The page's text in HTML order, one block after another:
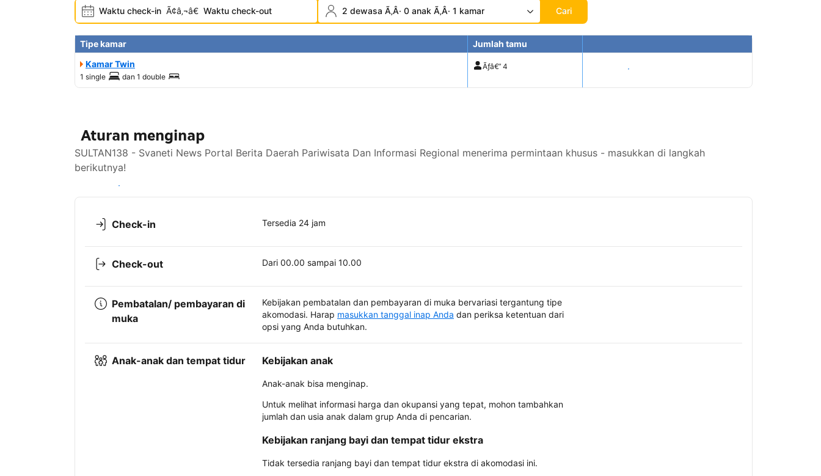
Waktu check-in Ã¢â‚¬â€ Waktu check-out 2 dewasa Ã‚Â· 0 anak Ã‚Â· 1 kamar Cari
Tipe kamar
Jumlah tamu
Kamar Twin
1 single dan 1 double
Ãƒâ€” 4 Tampilkan harga
Aturan menginap
SULTAN138 - Svaneti News Portal Berita Daerah Pariwisata Dan Informasi Regional menerima permintaan khusus - masukkan di langkah
berikutnya!
Lihat ketersediaan
Check-in Tersedia 24 jam
Check-out Dari 00.00 sampai 10.00
Pembatalan/ pembayaran di
muka
Kebijakan pembatalan dan pembayaran di muka bervariasi tergantung tipe
akomodasi. Harap masukkan tanggal inap Anda dan periksa ketentuan dari
opsi yang Anda butuhkan.
Anak-anak dan tempat tidur Kebijakan anak
Anak-anak bisa menginap.
Untuk melihat informasi harga dan okupansi yang tepat, mohon tambahkan
jumlah dan usia anak dalam grup Anda di pencarian.
Kebijakan ranjang bayi dan tempat tidur ekstra
Tidak tersedia ranjang bayi dan tempat tidur ekstra di akomodasi ini.